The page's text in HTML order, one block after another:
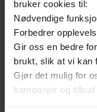
bruker cookies til:
Nødvendige
Forbedrer
Gir oss en bedre
brukt, slik at vi kan
Gjør det mulig for
kampanjer og